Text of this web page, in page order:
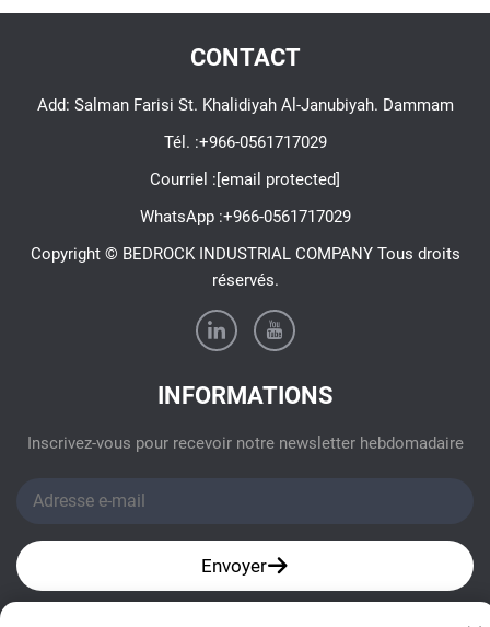
CONTACT
Add: Salman Farisi St. Khalidiyah Al-Janubiyah. Dammam
Tél. :+966-0561717029
Courriel :[email protected]
WhatsApp :+966-0561717029
Copyright © BEDROCK INDUSTRIAL COMPANY Tous droits
réservés.
INFORMATIONS
Inscrivez-vous pour recevoir notre newsletter hebdomadaire
Envoyer